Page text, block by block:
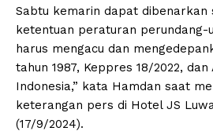
Sabtu kemarin dapat dibenarkan
ketentuan peraturan perundang-
harus mengacu dan
tahun 1987, Keppres 18/2022, dan
Indonesia,” kata Hamdan saat
keterangan pers di Hotel JS
(17/9/2024).